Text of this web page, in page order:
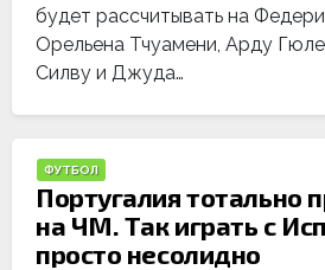
будет рассчитывать на
Орельена Тчуамени, Арду
Силву и Джуда…
ФУТБОЛ
Португалия тотально
на ЧМ. Так играть с
просто несолидно